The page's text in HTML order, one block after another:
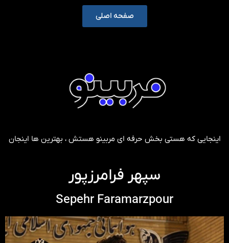
صفحه اصلی
اینجایی که هستی بخش حرفه ای مربینو هستش ، بهترین ها اینجان
سپهر فرامرزپور
Sepehr Faramarzpour